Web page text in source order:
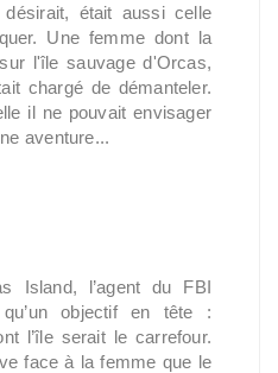
était aussi celle
Une femme dont la
l'île sauvage d'Orcas,
chargé de démanteler.
il ne pouvait envisager
aventure...
Island, l’agent du FBI
objectif en tête :
l’île serait le carrefour.
face à la femme que le